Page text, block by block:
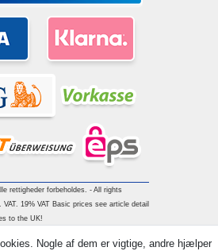
rettigheder forbeholdes. - All rights
19% VAT Basic prices see article detail
to the UK!
Nogle af dem er vigtige, andre hjælper